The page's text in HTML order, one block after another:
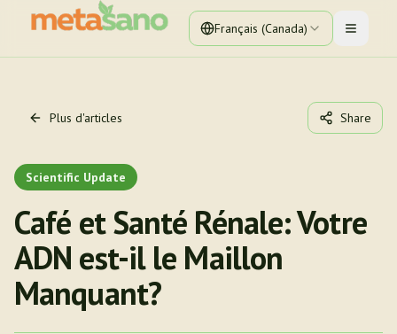
Français (Canada) Toggle
Plus d'articles Share
Scientific Update
Café et Santé Rénale: Votre
ADN est-il le Maillon
Manquant?